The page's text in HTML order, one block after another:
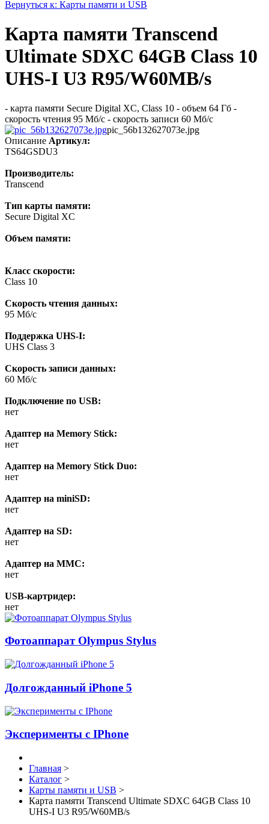
Вернуться к: Карты памяти и USB
Карта памяти Transcend
Ultimate SDXC 64GB Class 10
UHS-I U3 R95/W60MB/s
- карта памяти Secure Digital XC, Class 10 - объем 64 Гб -
скорость чтения 95 Мб/с - скорость записи 60 Мб/с
pic_56b132627073e.jpg
Описание Артикул:
TS64GSDU3
Производитель:
Transcend
Тип карты памяти:
Secure Digital XC
Объем памяти:
Класс скорости:
Class 10
Скорость чтения данных:
95 Мб/с
Поддержка UHS-I:
UHS Class 3
Скорость записи данных:
60 Мб/с
Подключение по USB:
нет
Адаптер на Memory Stick:
нет
Адаптер на Memory Stick Duo:
нет
Адаптер на miniSD:
нет
Адаптер на SD:
нет
Адаптер на MMC:
нет
USB-картридер:
нет
Фотоаппарат Olympus Stylus
Долгожданный iPhone 5
Эксперименты с IPhone
Главная >
Каталог >
Карты памяти и USB >
Карта памяти Transcend Ultimate SDXC 64GB Class 10
UHS-I U3 R95/W60MB/s